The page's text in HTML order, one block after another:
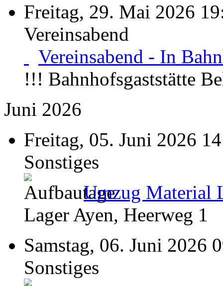
Freitag, 29. Mai 2026
Vereinsabend
Vereinsabend - In
!!! Bahnhofsgaststätte
Juni 2026
Freitag, 05. Juni 2026
Sonstiges
Umzug Material
Lager Ayen, Heerweg 1
Samstag, 06. Juni 2026
Sonstiges